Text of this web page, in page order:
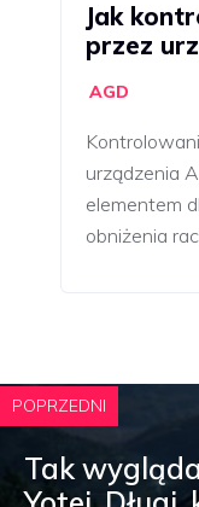
Jak
przez
AGD
urządzenia
elementem
obniżenia
POPRZEDNI
Tak